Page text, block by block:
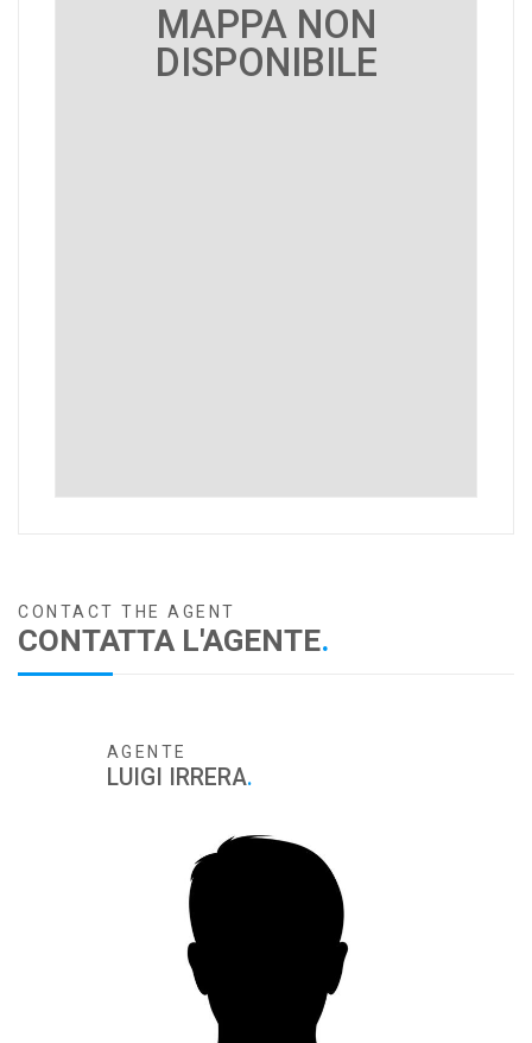
MAPPA NON
DISPONIBILE
CONTACT THE AGENT
CONTATTA L'AGENTE.
AGENTE
LUIGI IRRERA.